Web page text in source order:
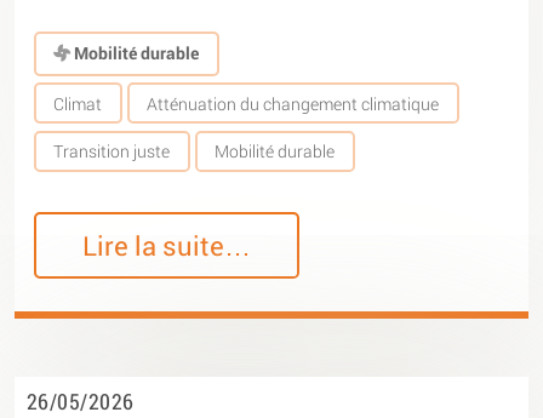
Mobilité durable
Climat Atténuation du changement climatique
Transition juste Mobilité durable
Lire la suite…
26/05/2026